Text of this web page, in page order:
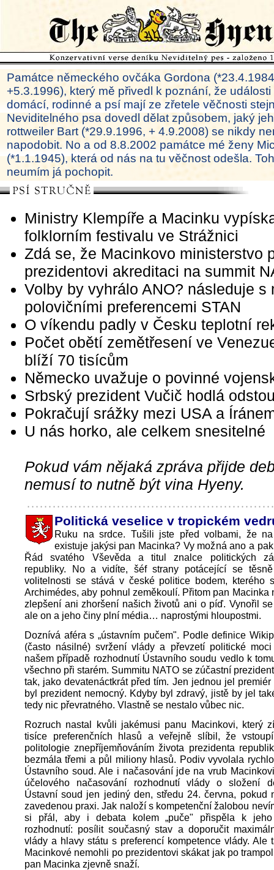
Památce německého ovčáka Gordona
+5.3.1996), který mě přivedl k poznání, že
domácí, rodinné a psí mají ze zřetele věčnosti
Neviditelného psa dovedl dělat způsobem, jaký
rottweiler Bart (*29.9.1996, + 4.9.2008) se nikdy
napodobit. No a od 8.8.2002 památce mé ženy
(*1.1.1945), která od nás na tu věčnost odešla.
neumím já pochopit.
Ministry Klempíře a Macinku
folklorním festivalu ve Strážnici
Zdá se, že Macinkovo ministerstvo
prezidentovi akreditaci na summit
Volby by vyhrálo ANO? následuje s
polovičními preferencemi STAN
O víkendu padly v Česku teplotní
Počet obětí zemětřesení ve
blíží 70 tisícům
Německo uvažuje o povinné
Srbský prezident Vučič hodlá
Pokračují srážky mezi USA a
U nás horko, ale celkem snesitelné
Pokud vám nějaká zpráva přijde
nemusí to nutně být vina Hyeny.
Politická veselice v tropickém
Ruku na srdce. Tušili jste před volbami, že
existuje jakýsi pan Macinka? Vy možná ano a
Řád svatého Vševěda a titul znalce politických
republiky. No a vidíte, šéf strany potácející se
volitelnosti se stává v české politice bodem, kterého
Archimédes, aby pohnul zeměkoulí. Přitom pan Macinka
zlepšení ani zhoršení našich životů ani o píď. Vynořil
ale on a jeho činy plní média… naprostými hloupostmi.
Doznívá aféra s „ústavním pučem". Podle definice
(často násilné) svržení vlády a převzetí politické
našem případě rozhodnutí Ústavního soudu vedlo k
všechno při starém. Summitu NATO se zúčastní
tak, jako devatenáctkrát před tím. Jen jednou jel premiér
byl prezident nemocný. Kdyby byl zdravý, jistě by jel
tedy nic převratného. Vlastně se nestalo vůbec nic.
Rozruch nastal kvůli jakémusi panu Macinkovi, který
tisíce preferenčních hlasů a veřejně slíbil, že
politologie znepříjemňováním života prezidenta
bezmála třemi a půl miliony hlasů. Podiv vyvolala
Ústavního soud. Ale i načasování jde na vrub
účelového načasování rozhodnutí vlády o složení
Ústavní soud jen jediný den, středu 24. června, pokud
zavedenou praxi. Jak naloží s kompetenční žalobou
si přál, aby i debata kolem „puče" přispěla k jeho
rozhodnutí: posílit současný stav a doporučit
vlády a hlavy státu s preferencí kompetence vlády. Ale
Macinkové nemohli po prezidentovi skákat jak po
pan Macinka zjevně snaží.